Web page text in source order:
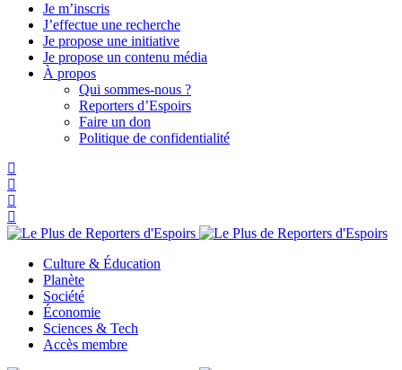
Je m’inscris
J’effectue une recherche
Je propose une initiative
Je propose un contenu média
À propos
Qui sommes-nous ?
Reporters d’Espoirs
Faire un don
Politique de confidentialité
Culture & Éducation
Planète
Société
Économie
Sciences & Tech
Accès membre